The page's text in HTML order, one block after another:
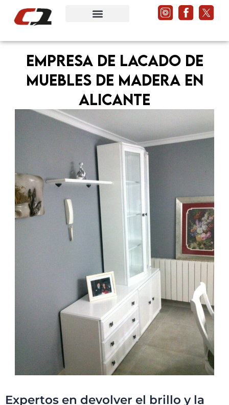
Empresa de lacado de
muebles de madera en
Alicante
Expertos en devolver el brillo y la